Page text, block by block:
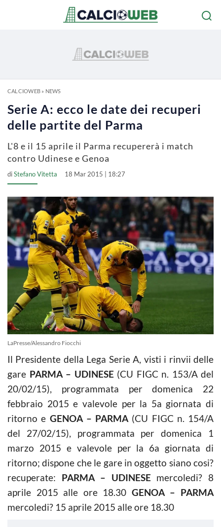
CALCIOWEB» NEWS
Serie A: ecco le date dei recuperi
delle partite del Parma
L'8 e il 15 aprile il Parma recupererà i match
contro Udinese e Genoa
diStefano Vitetta 18 Mar 2015 | 18:27
LaPresse/Alessandro Fiocchi
Il Presidente della Lega Serie A, visti i rinvii delle
gare PARMA – UDINESE (CU FIGC n. 153/A del
20/02/15), programmata per domenica 22
febbraio 2015 e valevole per la 5a giornata di
ritorno e GENOA – PARMA (CU FIGC n. 154/A
del 27/02/15), programmata per domenica 1
marzo 2015 e valevole per la 6a giornata di
ritorno; dispone che le gare in oggetto siano cosi?
recuperate: PARMA – UDINESE mercoledi? 8
aprile 2015 alle ore 18.30 GENOA – PARMA
mercoledi? 15 aprile 2015 alle ore 18.30